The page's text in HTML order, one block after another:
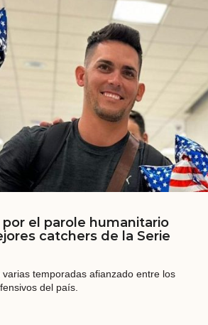
por el parole humanitario
catchers de la Serie
temporadas afianzado entre los
del país.